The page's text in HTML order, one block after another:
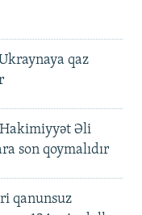
qaz
Əli
son qoymalıdır
qanunsuz